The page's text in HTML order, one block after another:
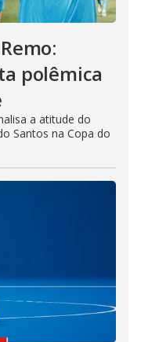
polêmica
a atitude do
Santos na Copa do